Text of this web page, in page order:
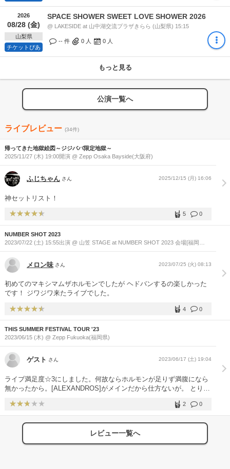
2026
08/28 (金)
山梨県
チケットぴあ
SPACE SHOWER SWEET LOVE SHOWER 2026
@ LAKESIDE at 山中湖交流プラザきらら (山梨県) 15:15
-- 件 0 人 0 人
もっと見る
公演一覧へ
ライブレビュー (34件)
帰ってきた地獄絵図～ジジババ限定地獄～
2025/11/27 (木) 19:00開演 @ Zepp Osaka Bayside(大阪府)
ふじちゃん さん 2025/12/15 (月) 16:06
神セットリスト！
0
5
NUMBER SHOT 2023
2023/07/22 (土) 15:55出演 @ 山笠 STAGE at NUMBER SHOT 2023 会場[福岡
PayPayドーム / Zepp Fukuoka](福岡県)
メロン味 さん 2023/07/25 (火) 08:13
初めてのマキシマムザホルモンでしたが ヘドバンするの楽しかった
です！ ジワジワ来たライブでした。
0
4
THIS SUMMER FESTIVAL TOUR '23
2023/06/15 (木) @ Zepp Fukuoka(福岡県)
ゲスト さん 2023/06/17 (土) 19:04
ライブ満足度☆3にしました。何故ならホルモンが足りず満腹になら
無かったから。[ALEXANDROS]がメインだから仕方ないが。 とりあ
はホルモンに興味無いドロスファンの方々。ホルモンのライブが先に
あると初めから分かってるんだからさ、、、。前の方陣取っておい
て、モッシュが起きたり、周りのヘドバンに対し迷惑そうにしないで
欲しい。嫌ならホルモンが終わってから前に行けば良いじゃんと思っ
た。（ドロスもコロナ前は割とモッシュ多かったんだけど）こちとら
0
2
レビュー一覧へ